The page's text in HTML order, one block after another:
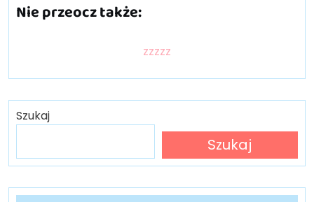
Nie przeocz także:
zzzzz
Szukaj
Szukaj